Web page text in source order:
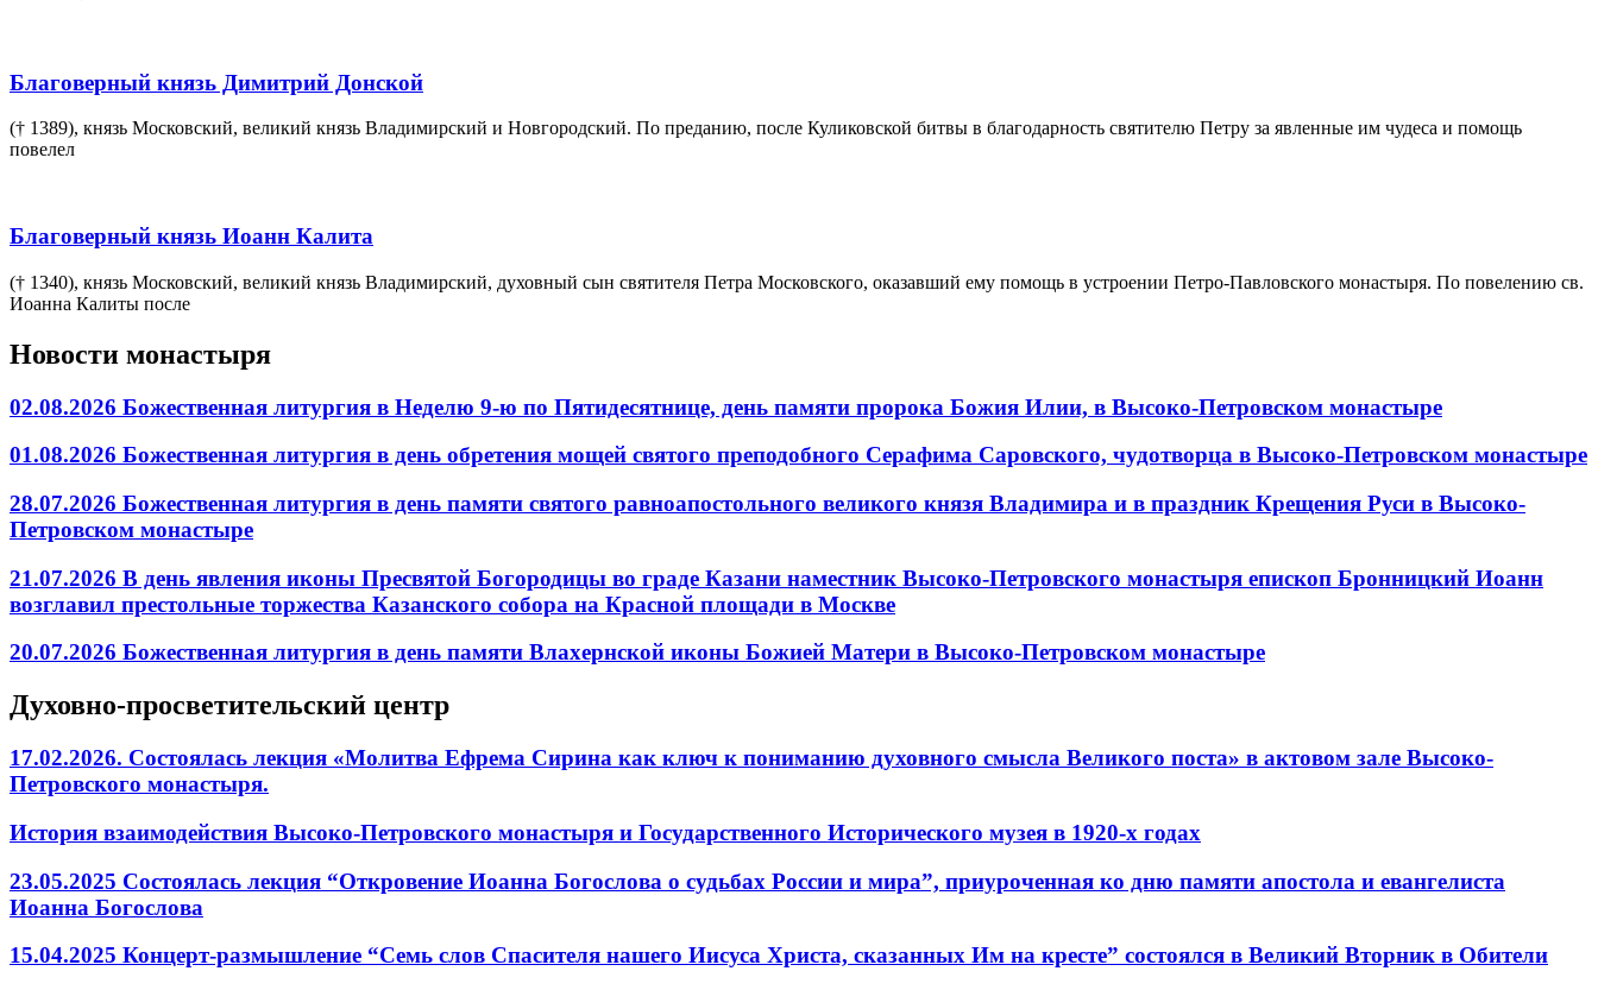
Благоверный князь Димитрий Донской
(† 1389), князь Московский, великий князь Владимирский и Новгородский. По преданию, после Куликовской битвы в благодарность святителю Петру за явленные им чудеса и помощь
повелел
Благоверный князь Иоанн Калита
(† 1340), князь Московский, великий князь Владимирский, духовный сын святителя Петра Московского, оказавший ему помощь в устроении Петро-Павловского монастыря. По повелению св.
Иоанна Калиты после
Новости монастыря
02.08.2026 Божественная литургия в Неделю 9-ю по Пятидесятнице, день памяти пророка Божия Илии, в Высоко-Петровском монастыре
01.08.2026 Божественная литургия в день обретения мощей святого преподобного Серафима Саровского, чудотворца в Высоко-Петровском монастыре
28.07.2026 Божественная литургия в день памяти святого равноапостольного великого князя Владимира и в праздник Крещения Руси в Высоко-
Петровском монастыре
21.07.2026 В день явления иконы Пресвятой Богородицы во граде Казани наместник Высоко-Петровского монастыря епископ Бронницкий Иоанн
возглавил престольные торжества Казанского собора на Красной площади в Москве
20.07.2026 Божественная литургия в день памяти Влахернской иконы Божией Матери в Высоко-Петровском монастыре
Духовно-просветительский центр
17.02.2026. Состоялась лекция «Молитва Ефрема Сирина как ключ к пониманию духовного смысла Великого поста» в актовом зале Высоко-
Петровского монастыря.
История взаимодействия Высоко-Петровского монастыря и Государственного Исторического музея в 1920-х годах
23.05.2025 Состоялась лекция “Откровение Иоанна Богослова о судьбах России и мира”, приуроченная ко дню памяти апостола и евангелиста
Иоанна Богослова
15.04.2025 Концерт-размышление “Семь слов Спасителя нашего Иисуса Христа, сказанных Им на кресте” состоялся в Великий Вторник в Обители